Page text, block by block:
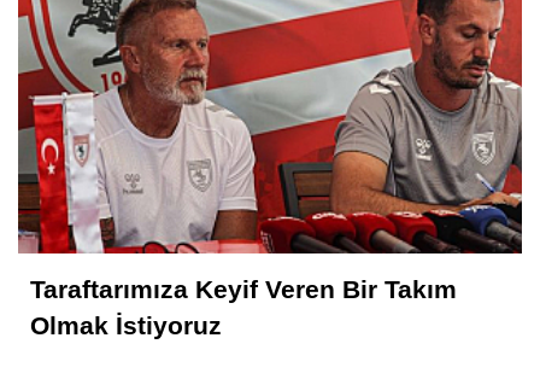
Taraftarımıza Keyif Veren Bir Takım
Olmak İstiyoruz